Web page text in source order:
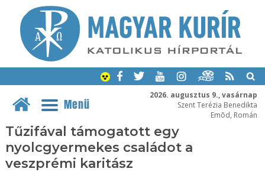
2026. augusztus 9., vasárnap
Szent Terézia Benedikta
Emõd, Román
Menü
Tűzifával támogatott egy
nyolcgyermekes családot a
veszprémi karitász